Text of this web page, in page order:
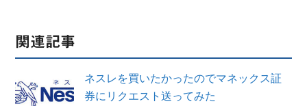
関連記事
ネスレを買いたかったのでマネックス証
券にリクエスト送ってみた